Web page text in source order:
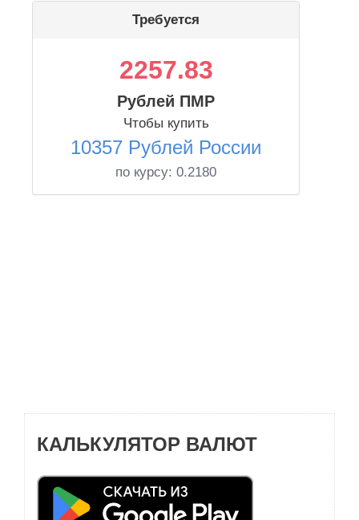
Требуется
2257.83
Рублей ПМР
Чтобы купить
10357 Рублей России
по курсу: 0.2180
КАЛЬКУЛЯТОР ВАЛЮТ